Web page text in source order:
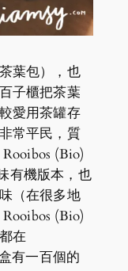
葉包），也
子櫃把茶葉
愛用茶罐存
常平民，質
(Bio)
有機版本，也
（在很多地
(Bio)
在
有一百個的